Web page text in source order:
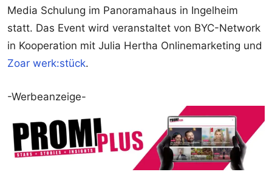
Media Schulung im Panoramahaus in Ingelheim
statt. Das Event wird veranstaltet von BYC-Network
in Kooperation mit Julia Hertha Onlinemarketing und
Zoar werk:stück.
-Werbeanzeige-